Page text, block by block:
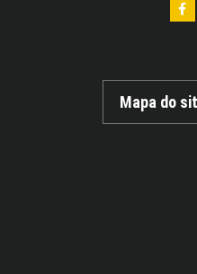
Mapa do